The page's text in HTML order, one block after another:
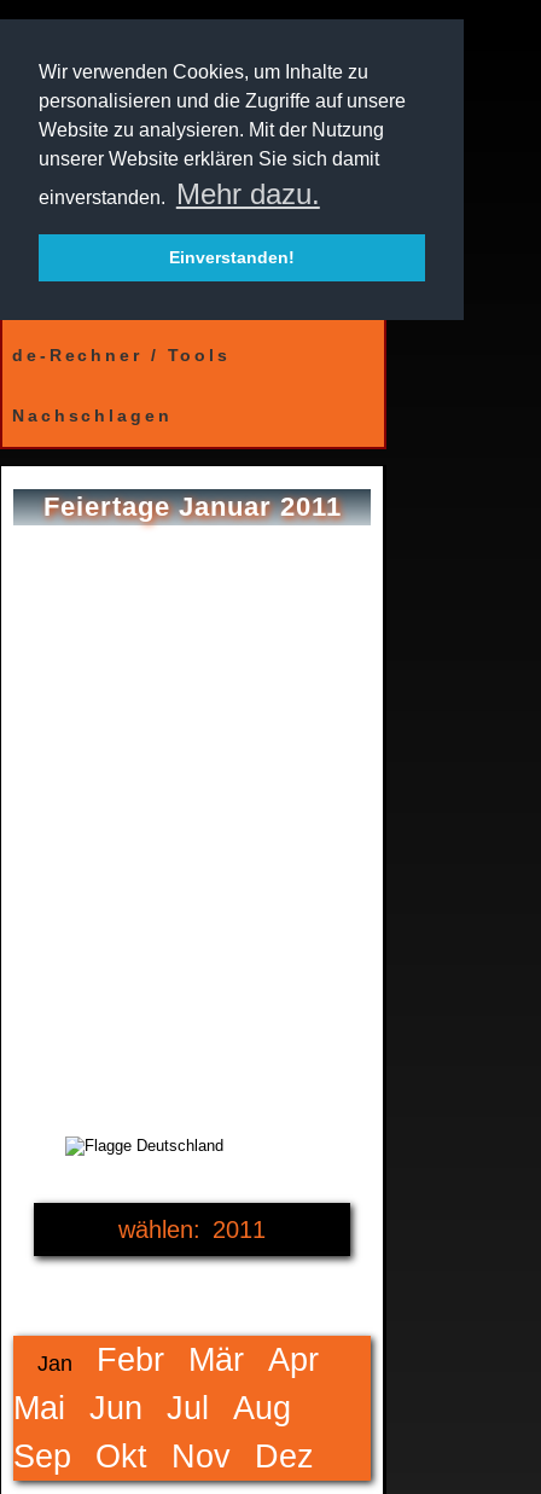
Wir verwenden Cookies, um Inhalte zu
personalisieren und die Zugriffe auf unsere
Website zu analysieren. Mit der Nutzung
unserer Website erklären Sie sich damit
einverstanden.
Mehr dazu.
Einverstanden!
de-Rechner / Tools
Nachschlagen
Feiertage Januar 2011
2011
2008
2009
2010
Jan Febr Mär
Apr
Mai
Jun Jul
Aug
Sep
Okt Nov Dez